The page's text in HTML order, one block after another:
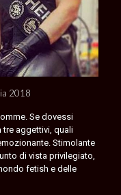
2018
Se dovessi
tre aggettivi, quali
Stimolante
di vista privilegiato,
fetish e delle